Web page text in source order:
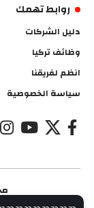
روابط تهمك
دليل الشركات
وظائف تركيا
انظم لفريقنا
سياسة الخصوصية